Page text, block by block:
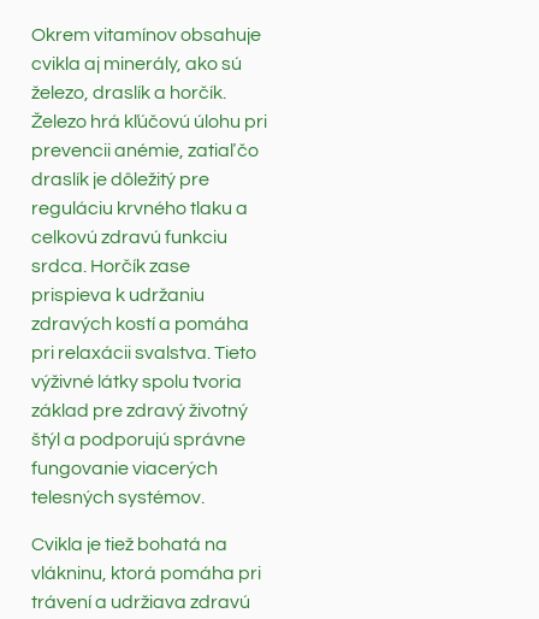
Okrem vitamínov obsahuje
cvikla aj minerály, ako sú
železo, draslík a horčík.
Železo hrá kľúčovú úlohu pri
prevencii anémie, zatiaľ čo
draslík je dôležitý pre
reguláciu krvného tlaku a
celkovú zdravú funkciu
srdca. Horčík zase
prispieva k udržaniu
zdravých kostí a pomáha
pri relaxácii svalstva. Tieto
výživné látky spolu tvoria
základ pre zdravý životný
štýl a podporujú správne
fungovanie viacerých
telesných systémov.
Cvikla je tiež bohatá na
vlákninu, ktorá pomáha pri
trávení a udržiava zdravú